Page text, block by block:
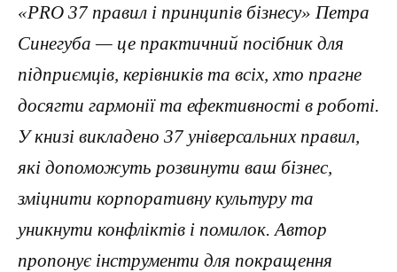
«PRO 37 правил і принципів бізнесу» Петра
Синегуба — це практичний посібник для
підприємців, керівників та всіх, хто прагне
досягти гармонії та ефективності в роботі.
У книзі викладено 37 універсальних правил,
які допоможуть розвинути ваш бізнес,
зміцнити корпоративну культуру та
уникнути конфліктів і помилок. Автор
пропонує інструменти для покращення